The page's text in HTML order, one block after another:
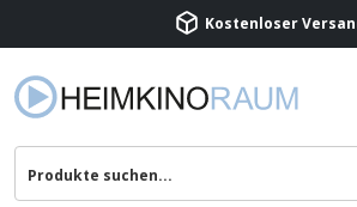
Kostenloser